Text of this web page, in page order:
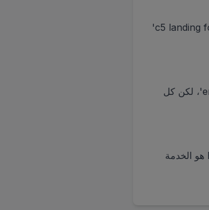
اعرض جواز سفرك وتأكيد البريد الإلكتروني الخاص بـ C5 على هاتفك أو مطبوع. الهجرة أحياناً تسميه 'c5 landing form jamaica'
نعم، أي هاتف ذكي يعمل. المسافرون يبحثون خطأً عن 'c5 form app jamaica' أو 'enterjamaica com form pdf'، لكن كل
تلك خاطئة أو مزيفة. كثيرون يخطئون في كتابة 'enter jamica' أو 'enterjamaica.con'، لكن EnterJamaica.org هو الخدمة